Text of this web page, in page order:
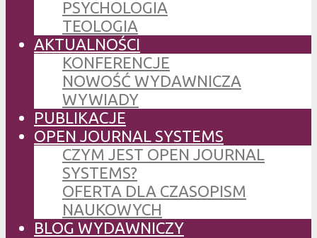
PSYCHOLOGIA
TEOLOGIA
AKTUALNOŚCI
KONFERENCJE
NOWOŚĆ WYDAWNICZA
WYWIADY
PUBLIKACJE
OPEN JOURNAL SYSTEMS
CZYM JEST OPEN JOURNAL
SYSTEMS?
OFERTA DLA CZASOPISM
NAUKOWYCH
BLOG WYDAWNICZY